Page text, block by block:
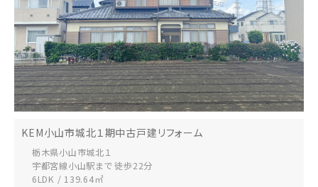
KEM小山市城北１期中古戸建リフォーム
栃木県小山市城北１
宇都宮線小山駅まで 徒歩22分
6LDK / 139.64㎡